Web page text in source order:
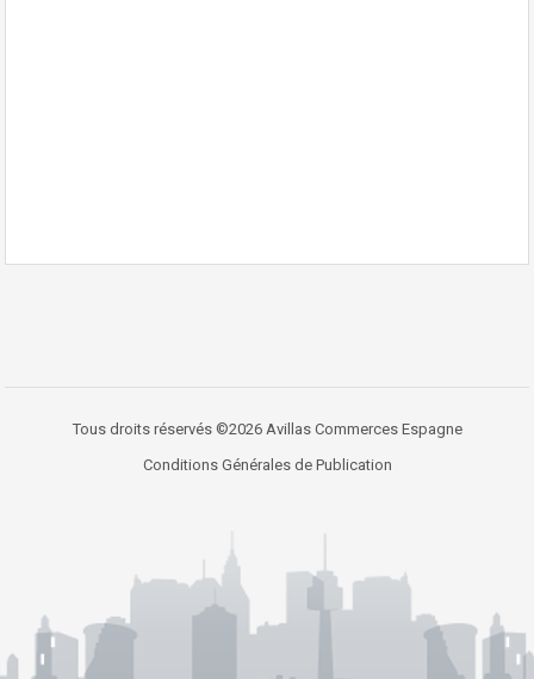
Tous droits réservés ©2026 Avillas Commerces Espagne
Conditions Générales de Publication